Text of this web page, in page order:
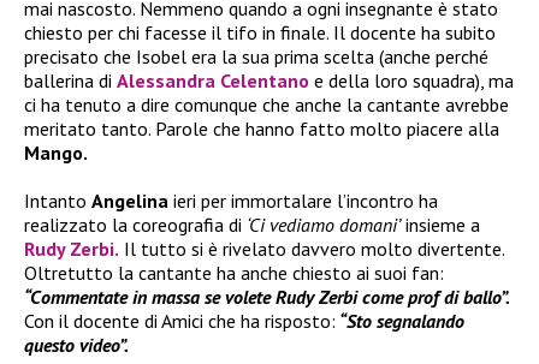
mai nascosto. Nemmeno quando a ogni insegnante è stato
chiesto per chi facesse il tifo in finale. Il docente ha subito
precisato che Isobel era la sua prima scelta (anche perché
ballerina di Alessandra Celentano e della loro squadra), ma
ci ha tenuto a dire comunque che anche la cantante avrebbe
meritato tanto. Parole che hanno fatto molto piacere alla
Mango.
Intanto Angelina ieri per immortalare l’incontro ha
realizzato la coreografia di ‘Ci vediamo domani’insieme a
Rudy Zerbi. Il tutto si è rivelato davvero molto divertente.
Oltretutto la cantante ha anche chiesto ai suoi fan:
“Commentate in massa se volete Rudy Zerbi come prof di ballo”.
Con il docente di Amici che ha risposto: “Sto segnalando
questo video”.